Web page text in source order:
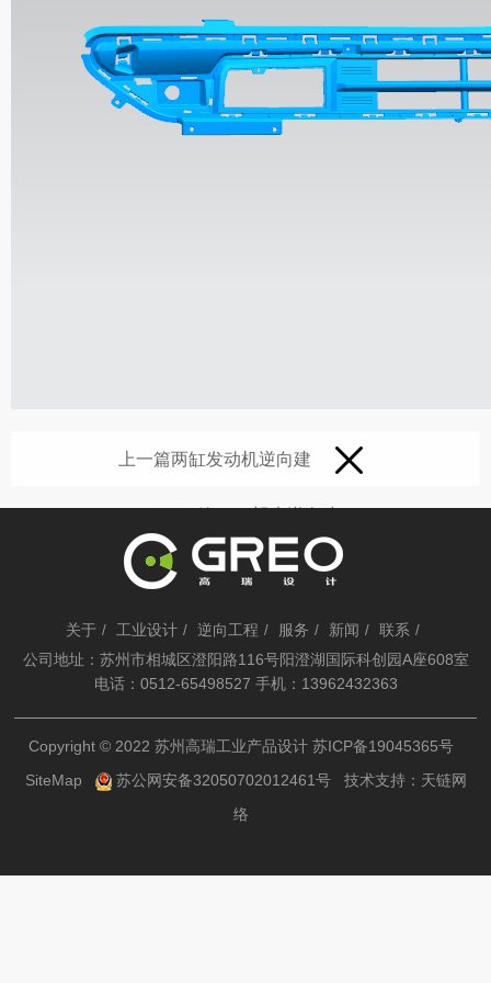
上一篇两缸发动机逆向建
模
模
关于 / 工业设计 / 逆向工程 / 服务 / 新闻 / 联系 /
公司地址：苏州市相城区澄阳路116号阳澄湖国际科创园A座608室
电话：0512-65498527 手机：13962432363
Copyright © 2022 苏州高瑞工业产品设计 苏ICP备19045365号
SiteMap
苏公网安备32050702012461号 技术支持： 天链网
络